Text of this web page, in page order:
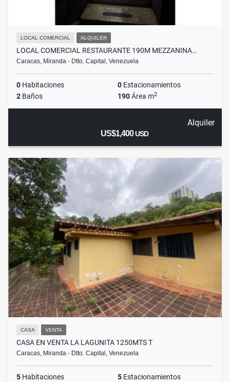
LOCAL COMERCIAL ALQUILER
LOCAL COMERCIAL RESTAURANTE 190M MEZZANINA…
Caracas, Miranda - Dtto. Capital, Venezuela
0 Habitaciones 0 Estacionamientos
2 Baños 190Área m2
Alquiler
US$1,400USD
CASA VENTA
CASA EN VENTA LA LAGUNITA 1250MTS T
Caracas, Miranda - Dtto. Capital, Venezuela
5 Habitaciones 5 Estacionamientos